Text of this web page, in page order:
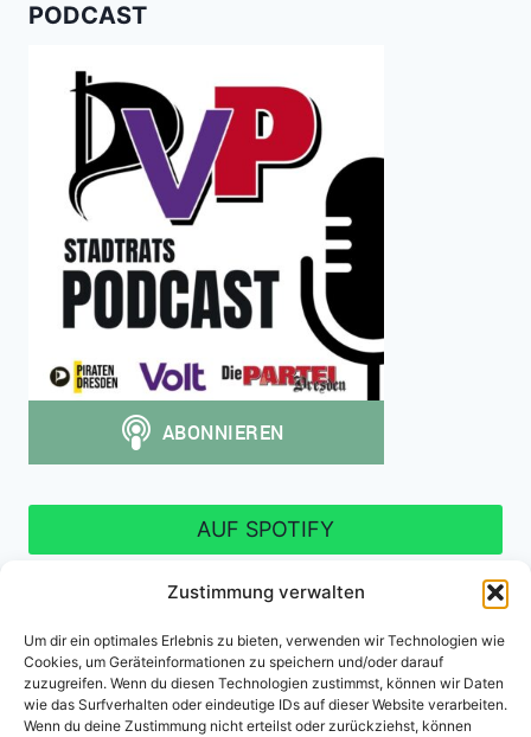
Zustimmung verwalten
Um dir ein optimales Erlebnis zu bieten, verwenden wir Technologien wie
Cookies, um Geräteinformationen zu speichern und/oder darauf
zuzugreifen. Wenn du diesen Technologien zustimmst, können wir Daten
wie das Surfverhalten oder eindeutige IDs auf dieser Website verarbeiten.
Wenn du deine Zustimmung nicht erteilst oder zurückziehst, können
PODCAST
AUF SPOTIFY
Impressum
Datenschutzerklärung
Cookie-Richtlinie (EU)